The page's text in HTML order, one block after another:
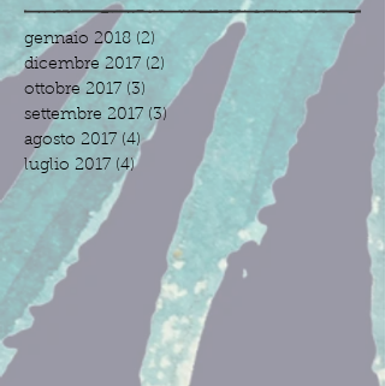
gennaio 2018 (2)
dicembre 2017 (2) 2 post
ottobre 2017 (3) 3 post
settembre 2017 (3) 3 post
agosto 2017 (4)4 post
luglio 2017 (4)4 post